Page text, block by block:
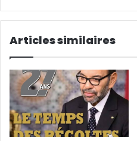
Articles similaires